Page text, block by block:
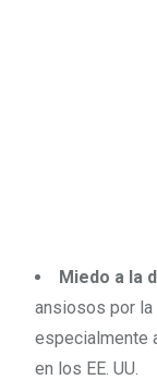
Miedo a la
ansiosos por
especialmente
en los EE. UU.